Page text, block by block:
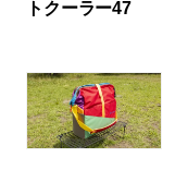
トクーラー47